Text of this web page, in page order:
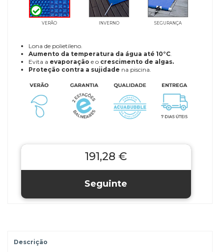
VERÃO INVERNO SEGURANÇA
Lona de polietileno.
Aumento da temperatura da água até 10°C.
Evita a evaporação e o crescimento de algas.
Proteção contra a sujidade na piscina.
191,28 €
Descrição